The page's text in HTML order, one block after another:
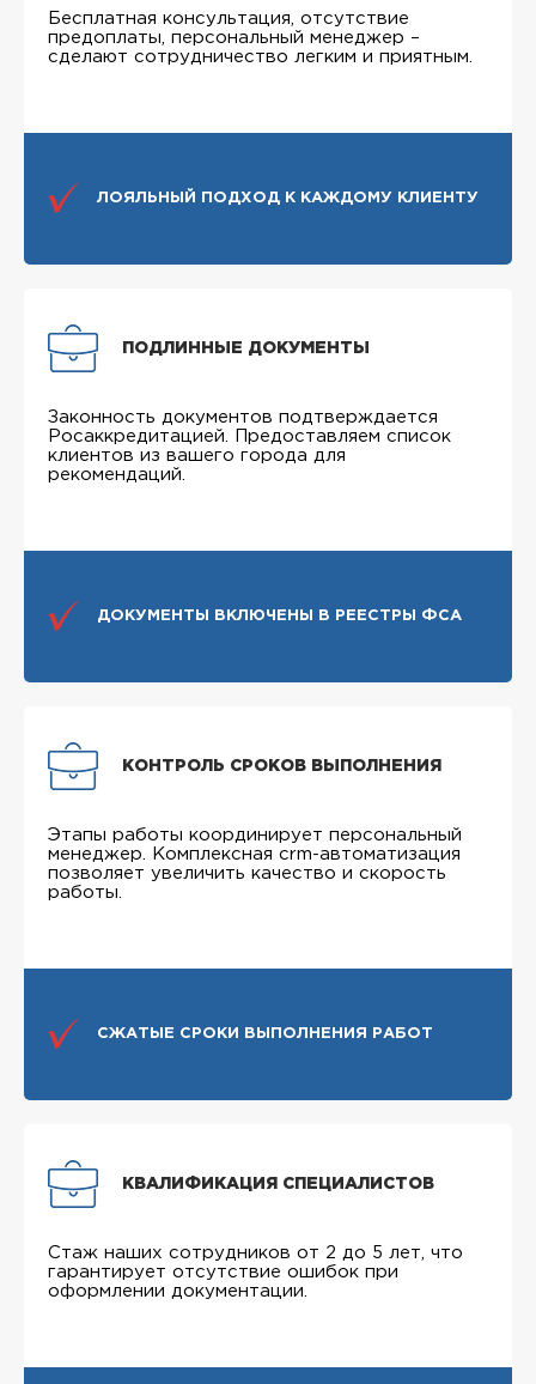
Бесплатная консультация, отсутствие
предоплаты, персональный менеджер –
сделают сотрудничество легким и приятным.
ЛОЯЛЬНЫЙ ПОДХОД К КАЖДОМУ КЛИЕНТУ
ПОДЛИННЫЕ ДОКУМЕНТЫ
Законность документов подтверждается
Росаккредитацией. Предоставляем список
клиентов из вашего города для
рекомендаций.
ДОКУМЕНТЫ ВКЛЮЧЕНЫ В РЕЕСТРЫ ФСА
КОНТРОЛЬ СРОКОВ ВЫПОЛНЕНИЯ
Этапы работы координирует персональный
менеджер. Комплексная crm-автоматизация
позволяет увеличить качество и скорость
работы.
СЖАТЫЕ СРОКИ ВЫПОЛНЕНИЯ РАБОТ
КВАЛИФИКАЦИЯ СПЕЦИАЛИСТОВ
Стаж наших сотрудников от 2 до 5 лет, что
гарантирует отсутствие ошибок при
оформлении документации.